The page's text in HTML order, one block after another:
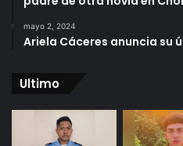
mayo 2, 2024
Ariela Cáceres anuncia su
Ultimo